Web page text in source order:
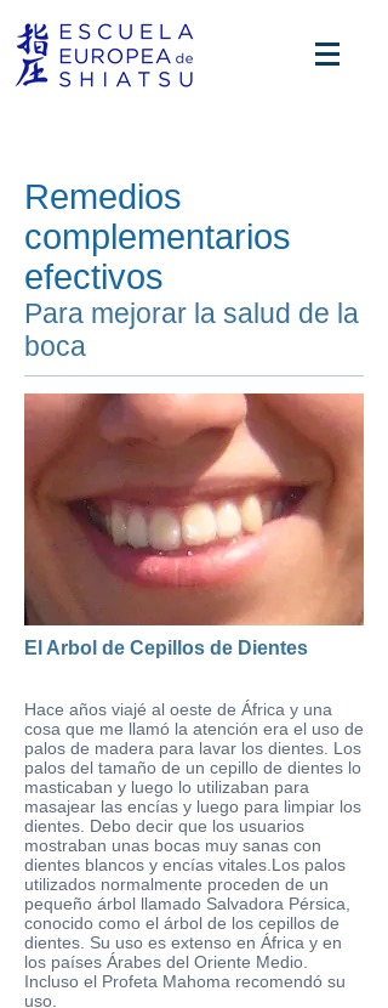
Remedios
complementarios
efectivos
Para mejorar la salud de la
boca
El Arbol de Cepillos de Dientes
Hace años viajé al oeste de África y una
cosa que me llamó la atención era el uso de
palos de madera para lavar los dientes. Los
palos del tamaño de un cepillo de dientes lo
masticaban y luego lo utilizaban para
masajear las encías y luego para limpiar los
dientes. Debo decir que los usuarios
mostraban unas bocas muy sanas con
dientes blancos y encías vitales.Los palos
utilizados normalmente proceden de un
pequeño árbol llamado Salvadora Pérsica
conocido como el árbol de los cepillos de
dientes. Su uso es extenso en África y en
los países Árabes del Oriente Medio.
Incluso el Profeta Mahoma recomendó su
uso.